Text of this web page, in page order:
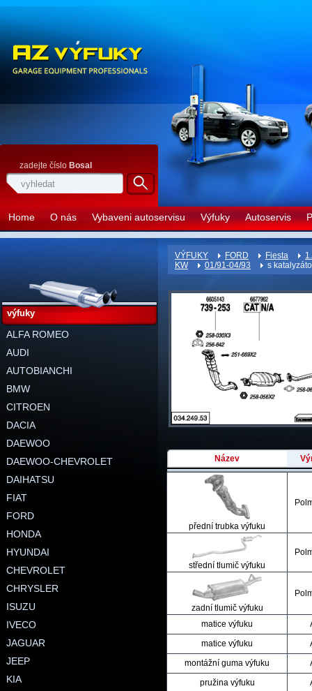
Home O nás Vybaveni autoservisu Výfuky Autoservis
zadejte číslo Bosal
VÝFUKY FORD Fiesta
KW
01/91-04/93 s
Název
přední trubka výfuku
střední tlumič výfuku
zadní tlumič výfuku
matice výfuku
matice výfuku
montážní guma výfuku
pružina výfuku
výfuky
ALFA ROMEO
AUDI
AUTOBIANCHI
BMW
CITROEN
DACIA
DAEWOO
DAEWOO-CHEVROLET
DAIHATSU
FIAT
FORD
HONDA
HYUNDAI
CHEVROLET
CHRYSLER
ISUZU
IVECO
JAGUAR
JEEP
KIA